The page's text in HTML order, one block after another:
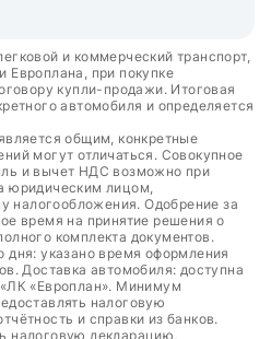
и коммерческий транспорт,
Европлана, при покупке
купли-продажи. Итоговая
автомобиля и определяется
общим, конкретные
могут отличаться. Совокупное
и вычет НДС возможно при
юридическим лицом,
Одобрение за
время на принятие решения о
комплекта документов.
дня: указано время оформления
Доставка автомобиля: доступна
«Европлан». Минимум
налоговую
и справки из банков.
налоговую декларацию,